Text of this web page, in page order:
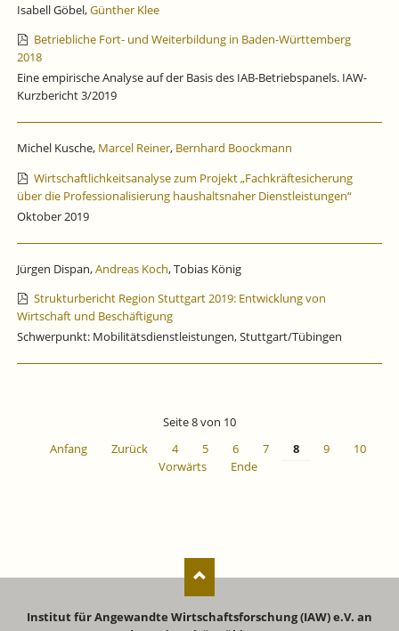
Isabell Göbel,Günther Klee
Betriebliche Fort- und Weiterbildung in Baden-Württemberg
2018
Eine empirische Analyse auf der Basis des IAB-Betriebspanels. IAW-
Kurzbericht 3/2019
Michel Kusche, Marcel Reiner, Bernhard Boockmann
Wirtschaftlichkeitsanalyse zum Projekt „Fachkräftesicherung
über die Professionalisierung haushaltsnaher Dienstleistungen“
Oktober 2019
Jürgen Dispan,Andreas Koch, Tobias König
Strukturbericht Region Stuttgart 2019: Entwicklung von
Wirtschaft und Beschäftigung
Schwerpunkt: Mobilitätsdienstleistungen, Stuttgart/Tübingen
Seite 8 von 10
Anfang
Zurück 4 5 6 7 8 9
10
Vorwärts
Ende
Institut für Angewandte Wirtschaftsforschung (IAW) e.V. an